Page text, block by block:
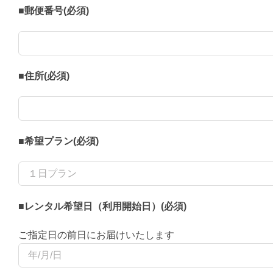
■郵便番号(必須)
■住所(必須)
■希望プラン(必須)
■レンタル希望日（利用開始日）(必須)
ご指定日の前日にお届けいたします